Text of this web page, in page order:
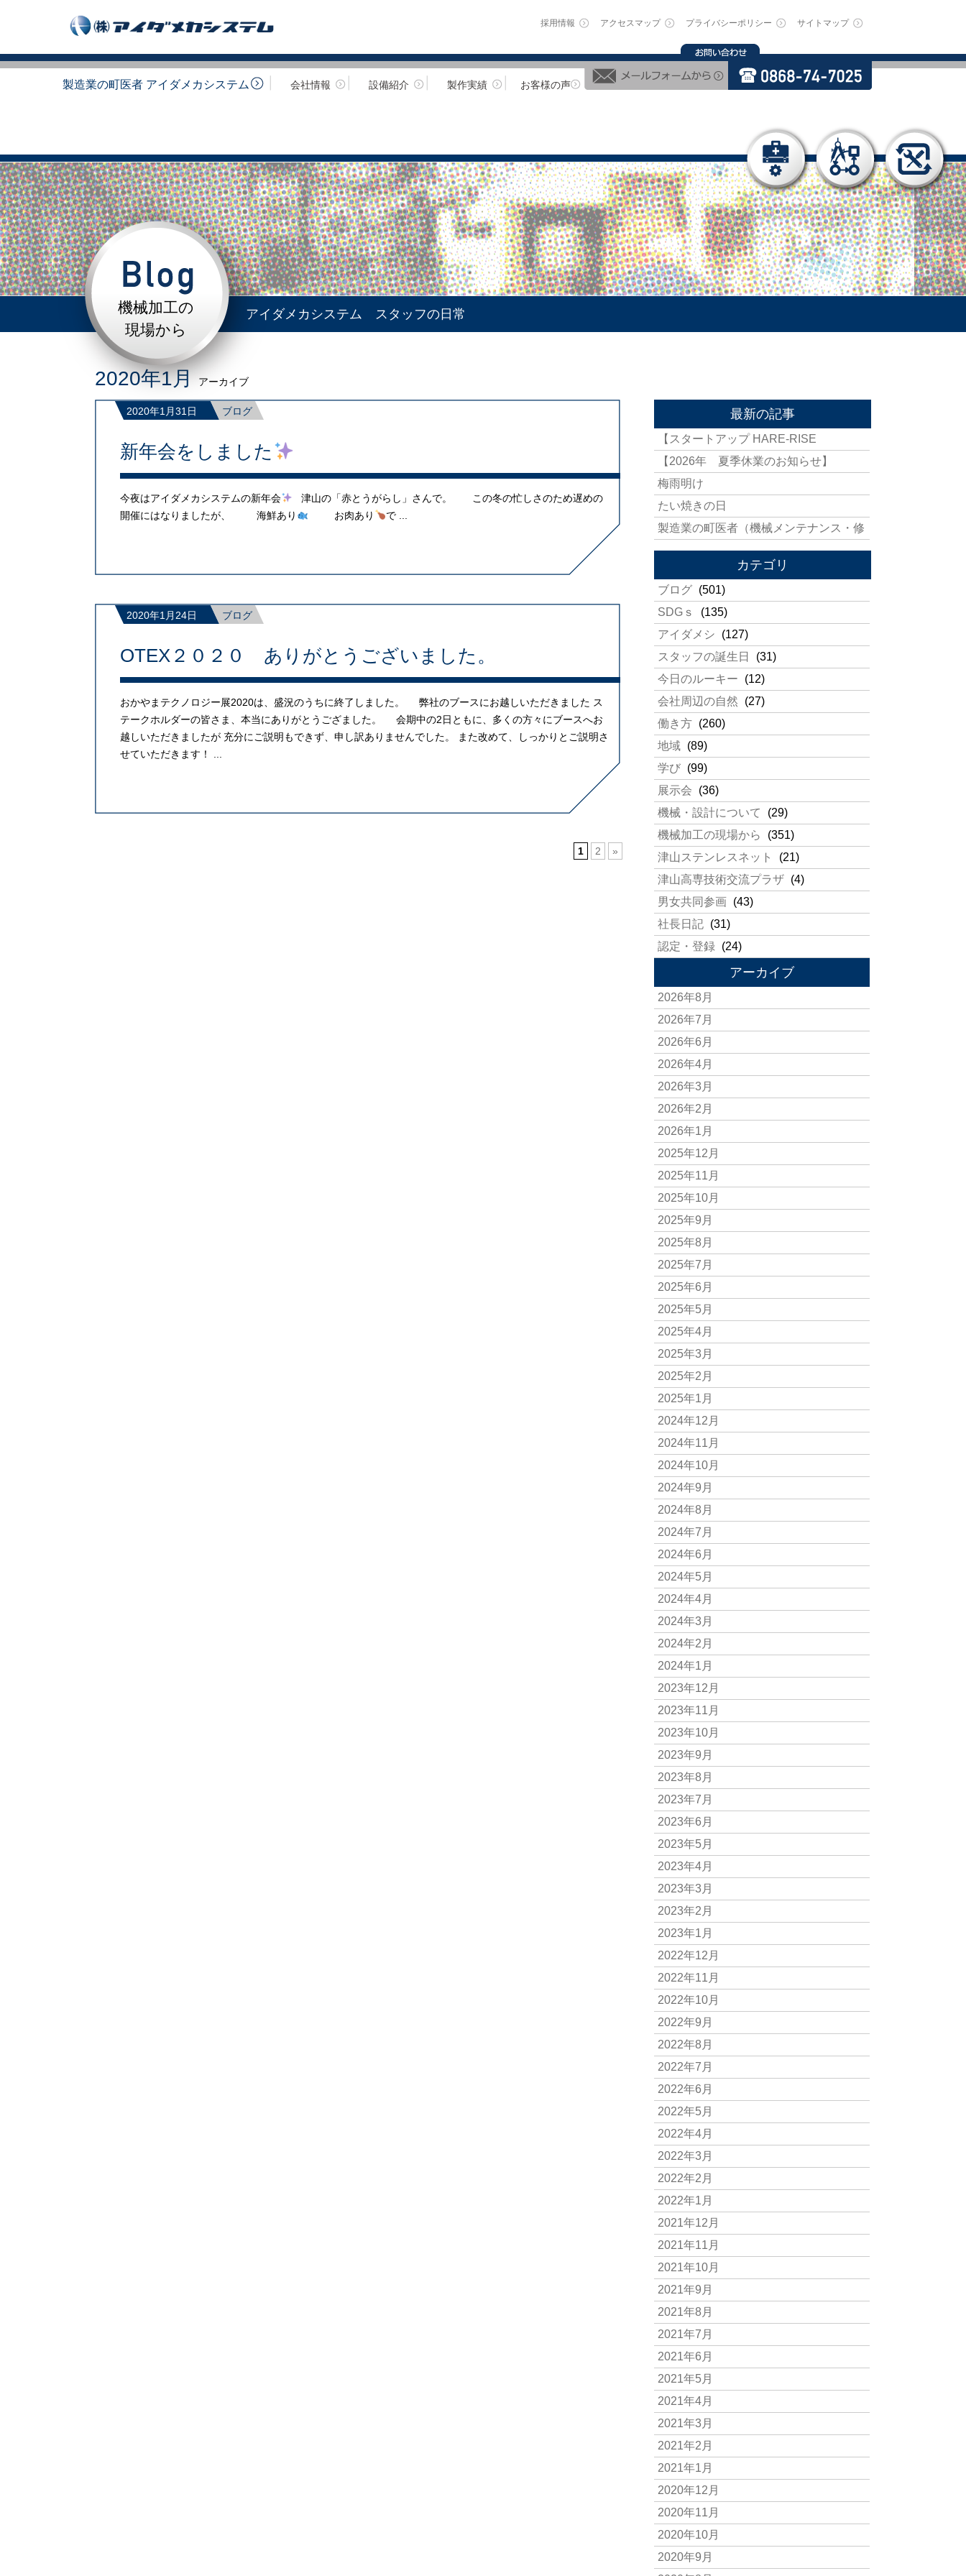
採用情報 アクセスマップ プライバシーポリシー サイトマップ
製造業の町医者 アイダメカシステム 会社情報 設備紹介 製作実績 お客様の声
機械加工の
現場から
アイダメカシステム スタッフの日常
2020年1月アーカイブ
2020年1月31日 ブログ
新年会をしました
今夜はアイダメカシステムの新年会
津山の「赤とうがらし」さんで。 この冬の忙しさのため遅めの
開催にはなりましたが、 海鮮あり
お肉あり で ...
2020年1月24日 ブログ
OTEX２０２０ ありがとうございました。
おかやまテクノロジー展2020は、盛況のうちに終了しました。 弊社のブースにお越しいただきました ス
テークホルダーの皆さま、本当にありがとうござました。 会期中の2日ともに、多くの方々にブースへお
越しいただきましたが 充分にご説明もできず、申し訳ありませんでした。 また改めて、しっかりとご説明さ
せていただきます！ ...
1 2 »
最新の記事
【スタートアップ HARE-RISE
【2026年 夏季休業のお知らせ】
梅雨明け
たい焼きの日
製造業の町医者（機械メンテナンス・修
カテゴリ
ブログ (501)
SDGｓ
(135)
アイダメシ
(127)
スタッフの誕生日
(31)
今日のルーキー
(12)
会社周辺の自然
(27)
働き方 (260)
地域 (89)
学び (99)
展示会
(36)
機械・設計について
(29)
機械加工の現場から
(351)
津山ステンレスネット
(21)
津山高専技術交流プラザ (4)
男女共同参画 (43)
社長日記 (31)
認定・登録 (24)
アーカイブ
2026年8月
2026年7月
2026年6月
2026年4月
2026年3月
2026年2月
2026年1月
2025年12月
2025年11月
2025年10月
2025年9月
2025年8月
2025年7月
2025年6月
2025年5月
2025年4月
2025年3月
2025年2月
2025年1月
2024年12月
2024年11月
2024年10月
2024年9月
2024年8月
2024年7月
2024年6月
2024年5月
2024年4月
2024年3月
2024年2月
2024年1月
2023年12月
2023年11月
2023年10月
2023年9月
2023年8月
2023年7月
2023年6月
2023年5月
2023年4月
2023年3月
2023年2月
2023年1月
2022年12月
2022年11月
2022年10月
2022年9月
2022年8月
2022年7月
2022年6月
2022年5月
2022年4月
2022年3月
2022年2月
2022年1月
2021年12月
2021年11月
2021年10月
2021年9月
2021年8月
2021年7月
2021年6月
2021年5月
2021年4月
2021年3月
2021年2月
2021年1月
2020年12月
2020年11月
2020年10月
2020年9月